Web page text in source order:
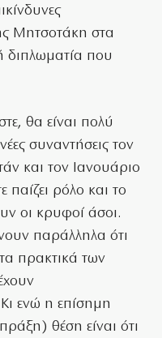
Μητσοτάκη στα
διπλωματία που
θα είναι πολύ
συναντήσεις τον
και τον Ιανουάριο
ρόλο και το
οι κρυφοί άσοι.
παράλληλα ότι
πρακτικά των
ενώ η επίσημη
θέση είναι ότι